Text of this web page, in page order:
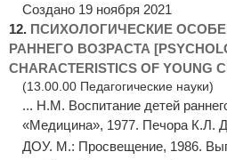
Создано 19 ноября 2021
12. ПСИХОЛОГИЧЕСКИЕ
РАННЕГО ВОЗРАСТА
CHARACTERISTICS OF YOUNG
(13.00.00 Педагогические науки)
... Н.М. Воспитание детей
«Медицина», 1977. Печора К.Л.
ДОУ. М.: Просвещение, 1986.